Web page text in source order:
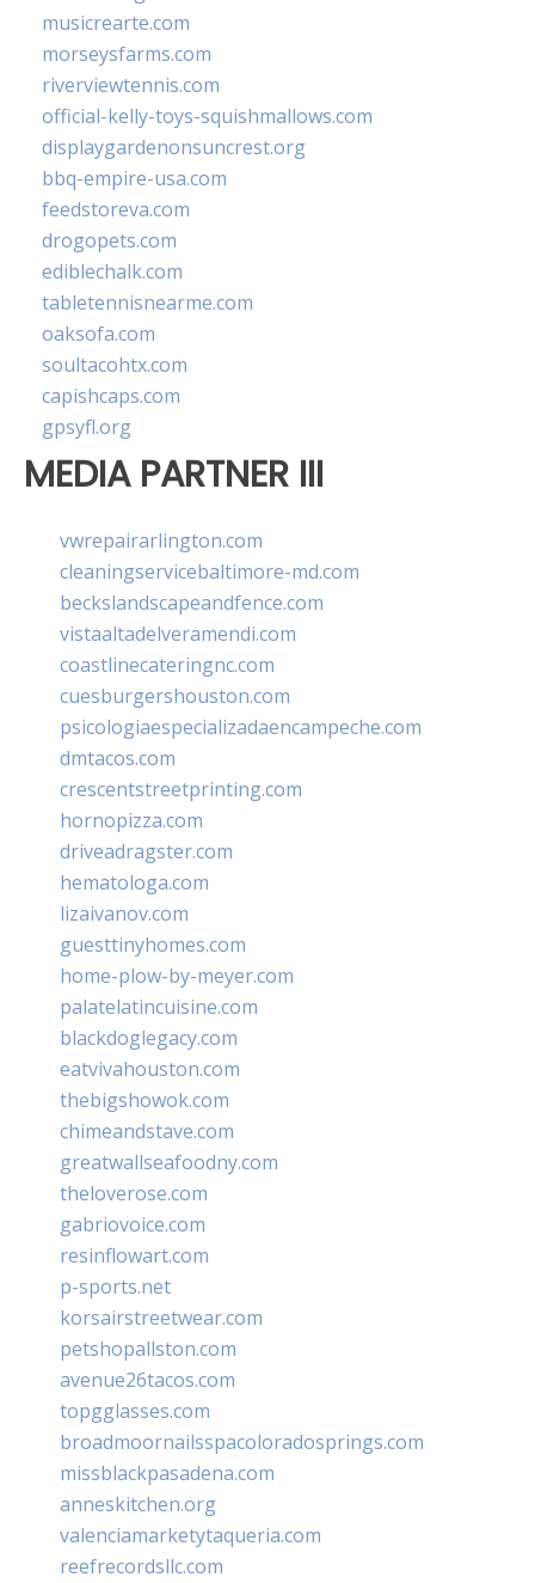
musicrearte.com
morseysfarms.com
riverviewtennis.com
official-kelly-toys-squishmallows.com
displaygardenonsuncrest.org
bbq-empire-usa.com
feedstoreva.com
drogopets.com
ediblechalk.com
tabletennisnearme.com
oaksofa.com
soultacohtx.com
capishcaps.com
gpsyfl.org
MEDIA PARTNER III
vwrepairarlington.com
cleaningservicebaltimore-md.com
beckslandscapeandfence.com
vistaaltadelveramendi.com
coastlinecateringnc.com
cuesburgershouston.com
psicologiaespecializadaencampeche.com
dmtacos.com
crescentstreetprinting.com
hornopizza.com
driveadragster.com
hematologa.com
lizaivanov.com
guesttinyhomes.com
home-plow-by-meyer.com
palatelatincuisine.com
blackdoglegacy.com
eatvivahouston.com
thebigshowok.com
chimeandstave.com
greatwallseafoodny.com
theloverose.com
gabriovoice.com
resinflowart.com
p-sports.net
korsairstreetwear.com
petshopallston.com
avenue26tacos.com
topgglasses.com
broadmoornailsspacoloradosprings.com
missblackpasadena.com
anneskitchen.org
valenciamarketytaqueria.com
reefrecordsllc.com